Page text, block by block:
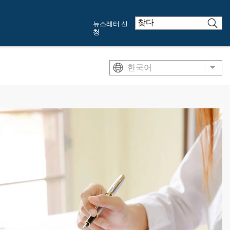
뉴스레터 신
청
한국어 List